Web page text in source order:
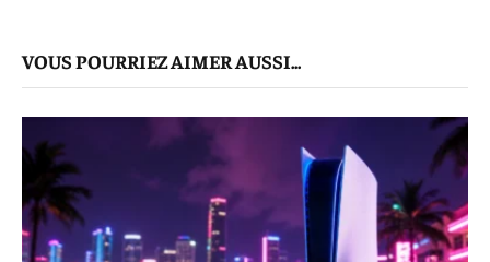
VOUS POURRIEZ AIMER AUSSI...